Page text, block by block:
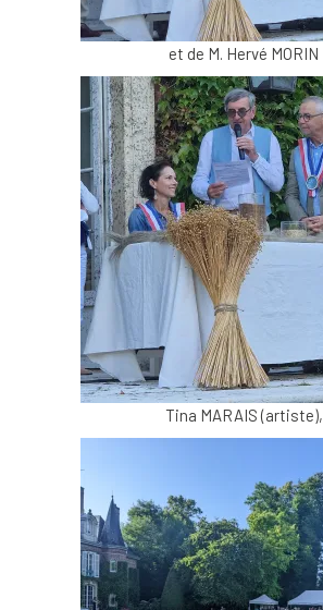
et de M. Hervé MORIN
Tina MARAIS (artiste),